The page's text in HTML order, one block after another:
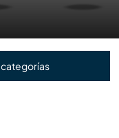
categorías